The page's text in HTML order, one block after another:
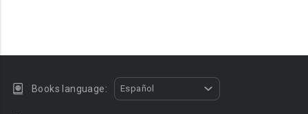
Books language: Español